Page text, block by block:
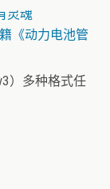
灵魂
《动力电池管
）多种格式任